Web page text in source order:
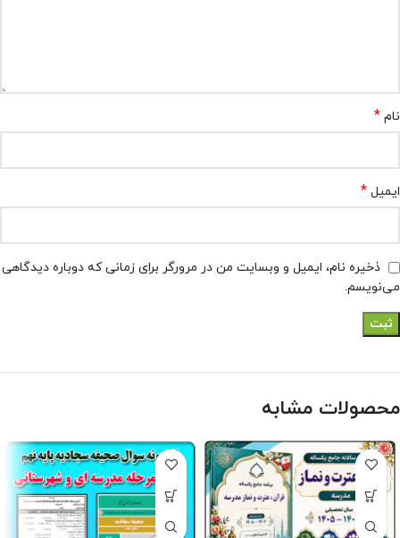
نام *
ایمیل *
ذخیره نام، ایمیل و وبسایت من در مرورگر برای زمانی که دوباره دیدگاهی
می‌نویسم.
محصولات مشابه